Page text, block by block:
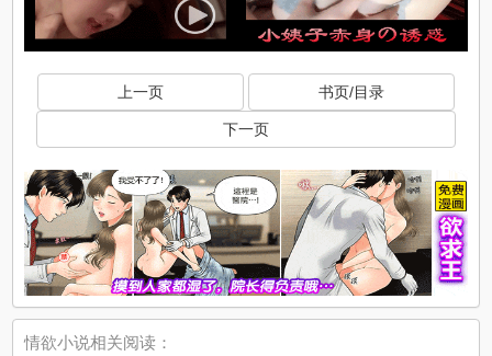
上一页 书页/目录
下一页
情欲小说相关阅读：